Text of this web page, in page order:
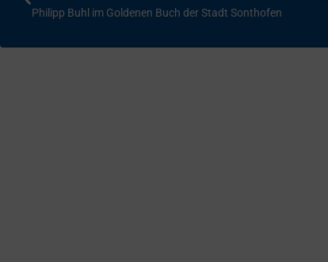
Philipp Buhl im Goldenen Buch der Stadt Sonthofen